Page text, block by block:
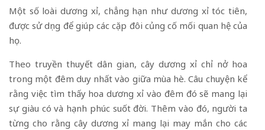
Một số loài dương xỉ, chẳng hạn như dương xỉ tóc tiên,
được sử dụng để giúp các cặp đôi củng cố mối quan hệ của
họ.
Theo truyền thuyết dân gian, cây dương xỉ chỉ nở hoa
trong một đêm duy nhất vào giữa mùa hè. Câu chuyện kể
rằng việc tìm thấy hoa dương xỉ vào đêm đó sẽ mang lại
sự giàu có và hạnh phúc suốt đời. Thêm vào đó, người ta
từng cho rằng cây dương xỉ mang lại may mắn cho các